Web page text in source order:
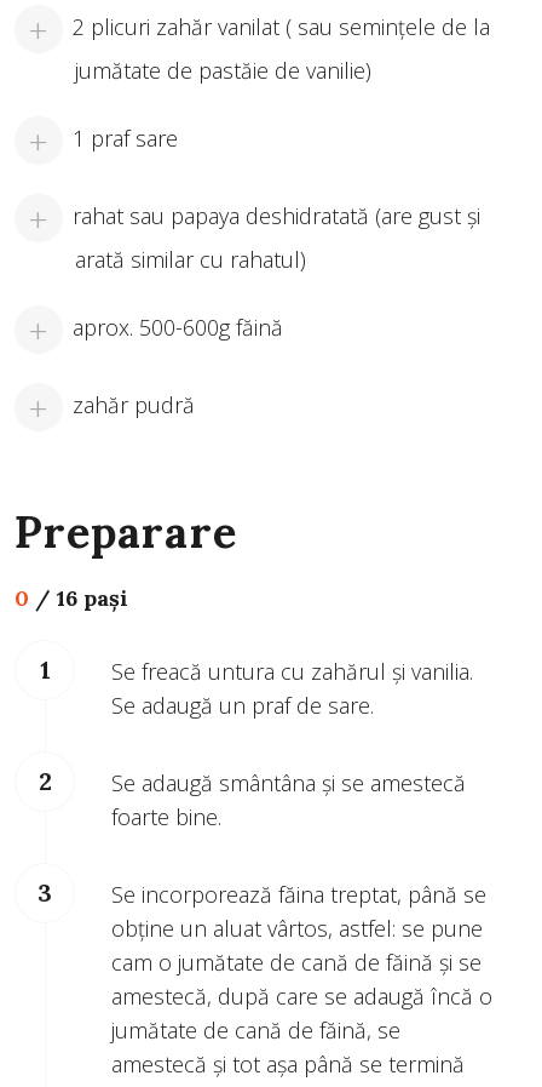
2 plicuri zahăr vanilat ( sau semințele de la
jumătate de pastăie de vanilie)
1 praf sare
rahat sau papaya deshidratată (are gust şi
arată similar cu rahatul)
aprox. 500-600g făină
zahăr pudră
Preparare
0 / 16 pași
Se freacă untura cu zahărul și vanilia.
Se adaugă un praf de sare.
Se adaugă smântâna și se amestecă
foarte bine.
Se incorporează făina treptat, până se
obține un aluat vârtos, astfel: se pune
cam o jumătate de cană de făină și se
amestecă, după care se adaugă încă o
jumătate de cană de făină, se
amestecă și tot așa până se termină